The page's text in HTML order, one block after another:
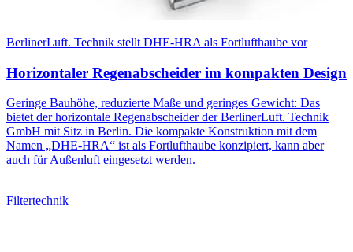
BerlinerLuft. Technik stellt DHE-HRA als Fortlufthaube vor
Horizontaler Regenabscheider im kompakten Design
Geringe Bauhöhe, reduzierte Maße und geringes Gewicht: Das
bietet der horizontale Regenabscheider der BerlinerLuft. Technik
GmbH mit Sitz in Berlin. Die kompakte Konstruktion mit dem
Namen „DHE-HRA“ ist als Fortlufthaube konzipiert, kann aber
auch für Außenluft eingesetzt werden.
Filtertechnik